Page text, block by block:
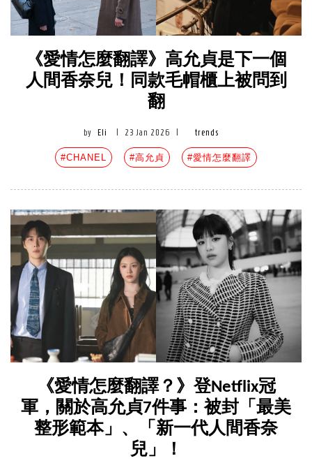
《愛情怎麼翻譯》高允貞是下一個
人間香奈兒！同款毛帽櫃上被問到
翻
by Eli 23 Jan 2026 trends
#CHANEL #高允貞 #愛情怎麼翻譯
《愛情怎麼翻譯？》登Netflix冠
軍，關於高允貞7件事：被封「最美
整形範本」、「新一代人間香奈
兒」！